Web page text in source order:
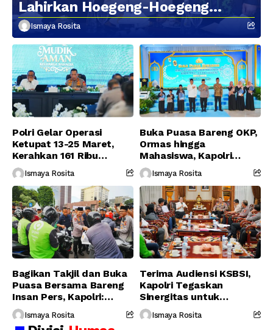
Lahirkan Hoegeng-Hoegeng
Berikutnya
Ismaya Rosita
Polri Gelar Operasi
Ketupat 13-25 Maret,
Kerahkan 161 Ribu
Personel Gabungan
Ismaya Rosita
Buka Puasa Bareng OKP,
Ormas hingga
Mahasiswa, Kapolri
Serukan Jaga
Persatuan-Dukung
Program Pemerintah
Ismaya Rosita
Bagikan Takjil dan Buka
Puasa Bersama Bareng
Insan Pers, Kapolri:
Suara Media Suara
Publik
Ismaya Rosita
Terima Audiensi KSBSI,
Kapolri Tegaskan
Sinergitas untuk
Perjuangkan Hak Buruh
Ismaya Rosita